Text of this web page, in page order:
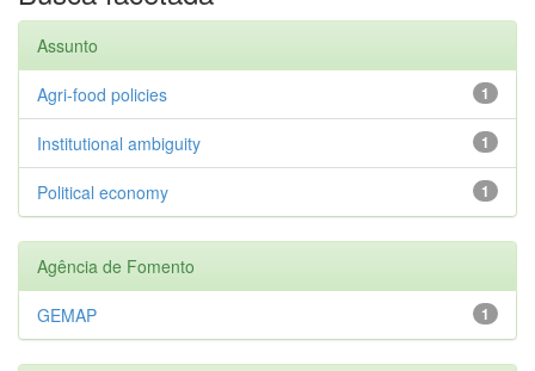
Assunto
1
Agri-food policies
1
Institutional ambiguity
1
Political economy
Agência de Fomento
1
GEMAP